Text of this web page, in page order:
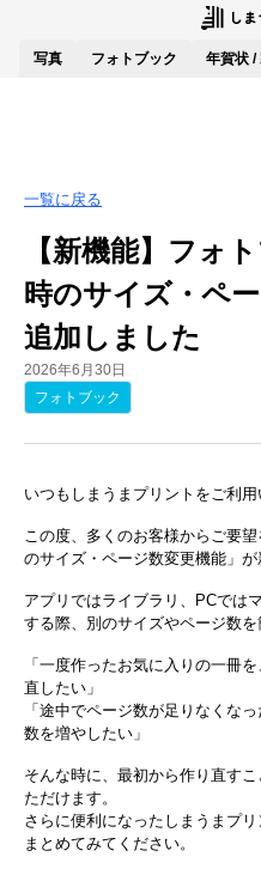
写真 フォトブック 年賀状 /
一覧に戻る
【新機能】フォ
時のサイズ・ペ
追加しました
2026年6月30日
フォトブック
いつもしまうまプリントをご利
この度、多くのお客様からご要
のサイズ・ページ数変更機能」が
アプリではライブラリ、PCでは
する際、別のサイズやページ数
「一度作ったお気に入りの一冊
直したい」
「途中でページ数が足りなくな
数を増やしたい」
そんな時に、最初から作り直す
ただけます。
さらに便利になったしまうまプ
まとめてみてください。